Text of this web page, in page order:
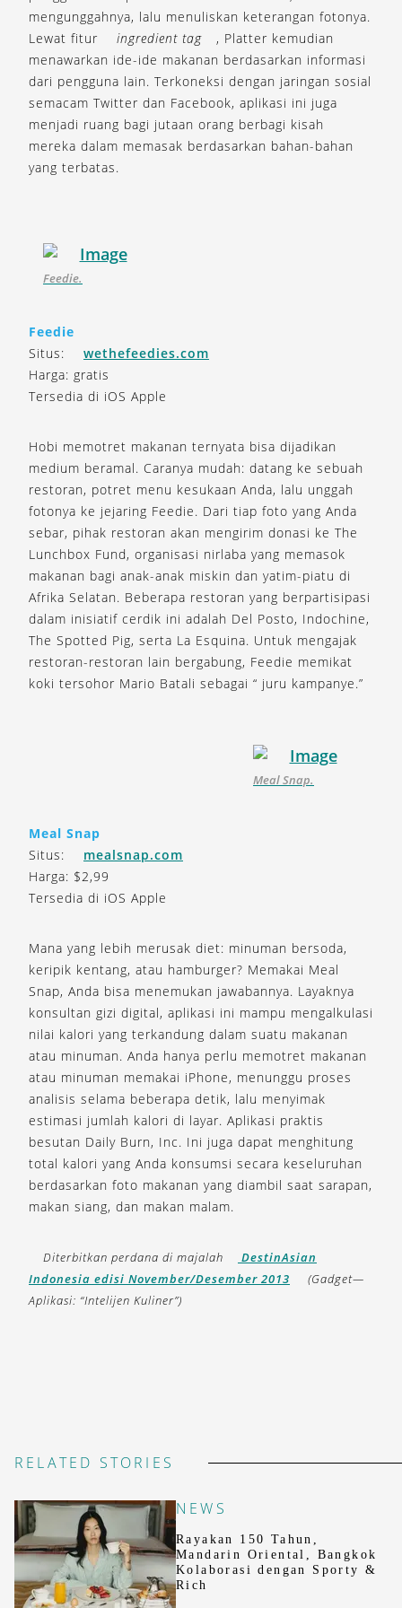
mengunggahnya, lalu menuliskan keterangan fotonya.
Lewat fitur
ingredient tag
, Platter kemudian
menawarkan ide-ide makanan berdasarkan informasi
dari pengguna lain. Terkoneksi dengan jaringan sosial
semacam Twitter dan Facebook, aplikasi ini juga
menjadi ruang bagi jutaan orang berbagi kisah
mereka dalam memasak berdasarkan bahan-bahan
yang terbatas.
Feedie.
Feedie
Situs:
wethefeedies.com
Harga: gratis
Tersedia di iOS Apple
Hobi memotret makanan ternyata bisa dijadikan
medium beramal. Caranya mudah: datang ke sebuah
restoran, potret menu kesukaan Anda, lalu unggah
fotonya ke jejaring Feedie. Dari tiap foto yang Anda
sebar, pihak restoran akan mengirim donasi ke The
Lunchbox Fund, organisasi nirlaba yang memasok
makanan bagi anak-anak miskin dan yatim-piatu di
Afrika Selatan. Beberapa restoran yang berpartisipasi
dalam inisiatif cerdik ini adalah Del Posto, Indochine,
The Spotted Pig, serta La Esquina. Untuk mengajak
restoran-restoran lain bergabung, Feedie memikat
koki tersohor Mario Batali sebagai “ juru kampanye.”
Meal Snap.
Meal Snap
Situs:
mealsnap.com
Harga: $2,99
Tersedia di iOS Apple
Mana yang lebih merusak diet: minuman bersoda,
keripik kentang, atau hamburger? Memakai Meal
Snap, Anda bisa menemukan jawabannya. Layaknya
konsultan gizi digital, aplikasi ini mampu mengalkulasi
nilai kalori yang terkandung dalam suatu makanan
atau minuman. Anda hanya perlu memotret makanan
atau minuman memakai iPhone, menunggu proses
analisis selama beberapa detik, lalu menyimak
estimasi jumlah kalori di layar. Aplikasi praktis
besutan Daily Burn, Inc. Ini juga dapat menghitung
total kalori yang Anda konsumsi secara keseluruhan
berdasarkan foto makanan yang diambil saat sarapan,
makan siang, dan makan malam.
Diterbitkan perdana di majalah
DestinAsian
Indonesia edisi November/Desember 2013
(Gadget—
Aplikasi: “Intelijen Kuliner”)
RELATED STORIES
NEWS
Rayakan 150 Tahun,
Mandarin Oriental, Bangkok
Kolaborasi dengan Sporty &
Rich